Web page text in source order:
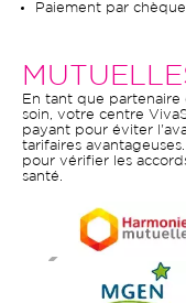
Paiement par
En tant que partenaire
soin, votre centre
payant pour éviter
tarifaires
pour vérifier les
santé.